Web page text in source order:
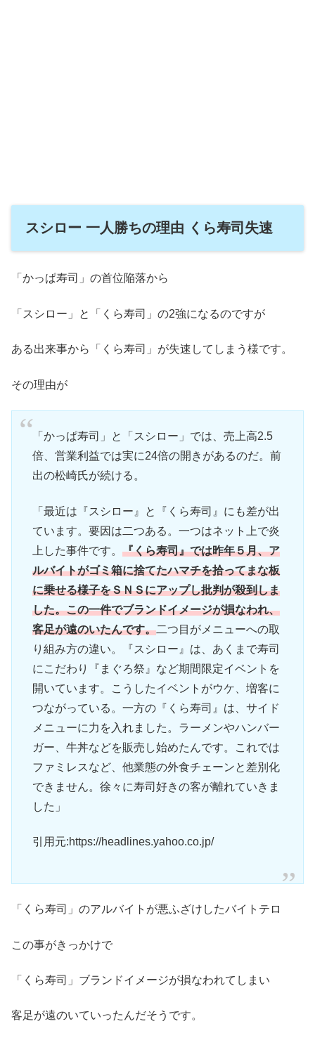
スシロー 一人勝ちの理由 くら寿司失速
「かっぱ寿司」の首位陥落から
「スシロー」と「くら寿司」の2強になるのですが
ある出来事から「くら寿司」が失速してしまう様です。
その理由が
「かっぱ寿司」と「スシロー」では、売上高2.5
倍、営業利益では実に24倍の開きがあるのだ。前
出の松崎氏が続ける。
「最近は『スシロー』と『くら寿司』にも差が出
ています。要因は二つある。一つはネット上で炎
上した事件です。 『くら寿司』では昨年５月、ア
ルバイトがゴミ箱に捨てたハマチを拾ってまな板
に乗せる様子をＳＮＳにアップし批判が殺到しま
した。この一件でブランドイメージが損なわれ、
客足が遠のいたんです。二つ目がメニューへの取
り組み方の違い。『スシロー』は、あくまで寿司
にこだわり『まぐろ祭』など期間限定イベントを
開いています。こうしたイベントがウケ、増客に
つながっている。一方の『くら寿司』は、サイド
メニューに力を入れました。ラーメンやハンバー
ガー、牛丼などを販売し始めたんです。これでは
ファミレスなど、他業態の外食チェーンと差別化
できません。徐々に寿司好きの客が離れていきま
した」
引用元:https://headlines.yahoo.co.jp/
「くら寿司」のアルバイトが悪ふざけしたバイトテロ
この事がきっかけで
「くら寿司」ブランドイメージが損なわれてしまい
客足が遠のいていったんだそうです。